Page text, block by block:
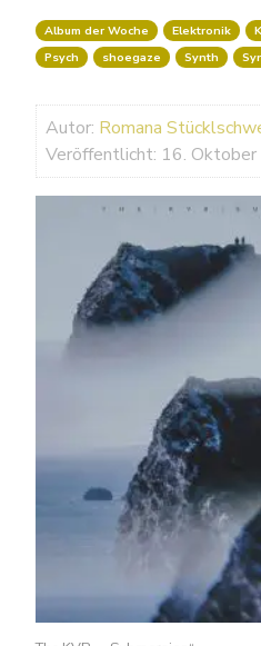
Album der Woche Elektronik
Psych
shoegaze Synth
Autor: Romana
Veröffentlicht: 16.